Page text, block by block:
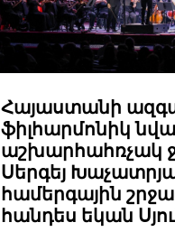
Հայաստանի
ֆիլհարմոնիկ
աշխարհահռչակ
Սերգեյ
համերգային
հանդես եկան